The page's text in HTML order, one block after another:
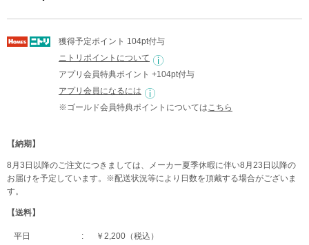
獲得予定ポイント 104pt付与
ニトリポイントについて
アプリ会員特典ポイント +104pt付与
アプリ会員になるには
※ゴールド会員特典ポイントについては こちら
【納期】
8月3日以降のご注文につきましては、メーカー夏季休暇に伴い8月23日以降の
お届けを予定しています。※配送状況等により日数を頂戴する場合がございま
す。
【送料】
平日
￥2,200（税込）